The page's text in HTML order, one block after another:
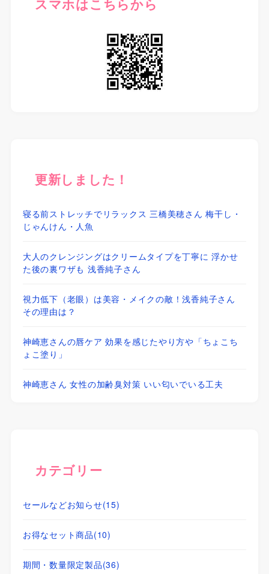
スマホはこちらから
更新しました！
寝る前ストレッチでリラックス 三橋美穂さん 梅干し・
じゃんけん・人魚
大人のクレンジングはクリームタイプを丁寧に 浮かせ
た後の裏ワザも 浅香純子さん
視力低下（老眼）は美容・メイクの敵！浅香純子さん
その理由は？
神崎恵さんの唇ケア 効果を感じたやり方や「ちょこち
ょこ塗り」
神崎恵さん 女性の加齢臭対策 いい匂いでいる工夫
カテゴリー
セールなどお知らせ(15)
お得なセット商品(10)
期間・数量限定製品(36)